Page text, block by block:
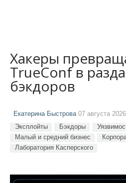
Хакеры
TrueConf в
бэкдоров
Екатерина Быстрова 07 августа
Эксплойты Бэкдоры
Малый и средний бизнес
Лаборатория Касперского